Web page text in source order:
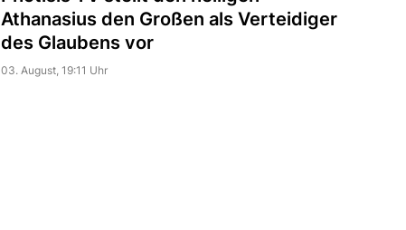
Athanasius den Großen als Verteidiger
des Glaubens vor
03. August, 19:11 Uhr